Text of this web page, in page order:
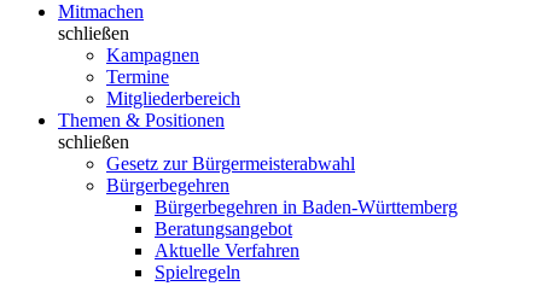
Mitmachen
schließen
Kampagnen
Termine
Mitgliederbereich
Themen & Positionen
schließen
Gesetz zur Bürgermeisterabwahl
Bürgerbegehren
Bürgerbegehren in Baden-Württemberg
Beratungsangebot
Aktuelle Verfahren
Spielregeln